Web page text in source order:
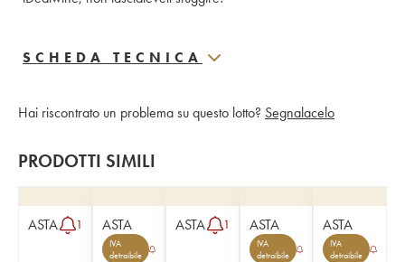
SCHEDA TECNICA
Hai riscontrato un problema su questo lotto? Segnalacelo
PRODOTTI SIMILI
ASTA 1 ASTA
IVA
detraibile
ASTA 1 ASTA
IVA
detraibile
ASTA
IVA
detraibile